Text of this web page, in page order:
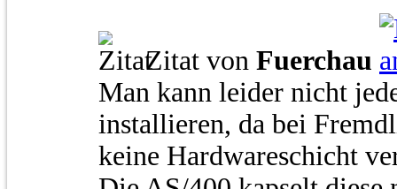
Zitat von Fuerchau
Man kann leider nicht
installieren, da bei
keine Hardwareschicht